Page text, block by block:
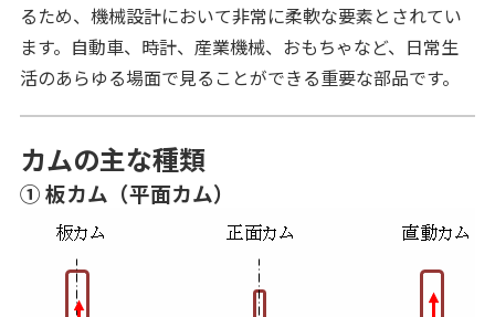
るため、機械設計において非常に柔軟な要素とされてい
ます。自動車、時計、産業機械、おもちゃなど、日常生
活のあらゆる場面で見ることができる重要な部品です。
カムの主な種類
① 板カム（平面カム）